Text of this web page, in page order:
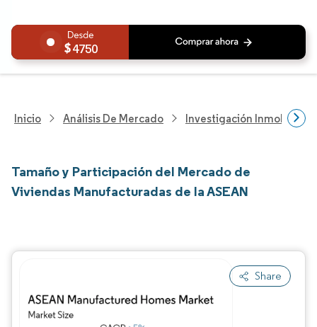
4750
Inicio Análisis De Mercado Investigación Inmobiliaria
Tamaño y Participación del Mercado de
Viviendas Manufacturadas de la ASEAN
Share